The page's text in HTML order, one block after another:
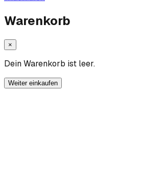
Warenkorb
×
Dein Warenkorb ist leer.
Weiter einkaufen